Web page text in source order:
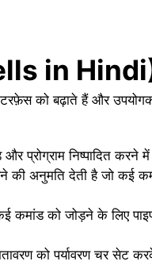
in
को बढ़ाते हैं और
प्रोग्राम निष्पादित करने में
की अनुमति देती है जो कई
को जोड़ने के लिए
को पर्यावरण चर सेट